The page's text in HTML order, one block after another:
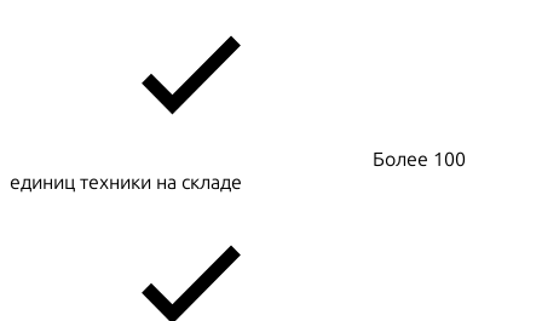
Более 100
единиц техники на складе